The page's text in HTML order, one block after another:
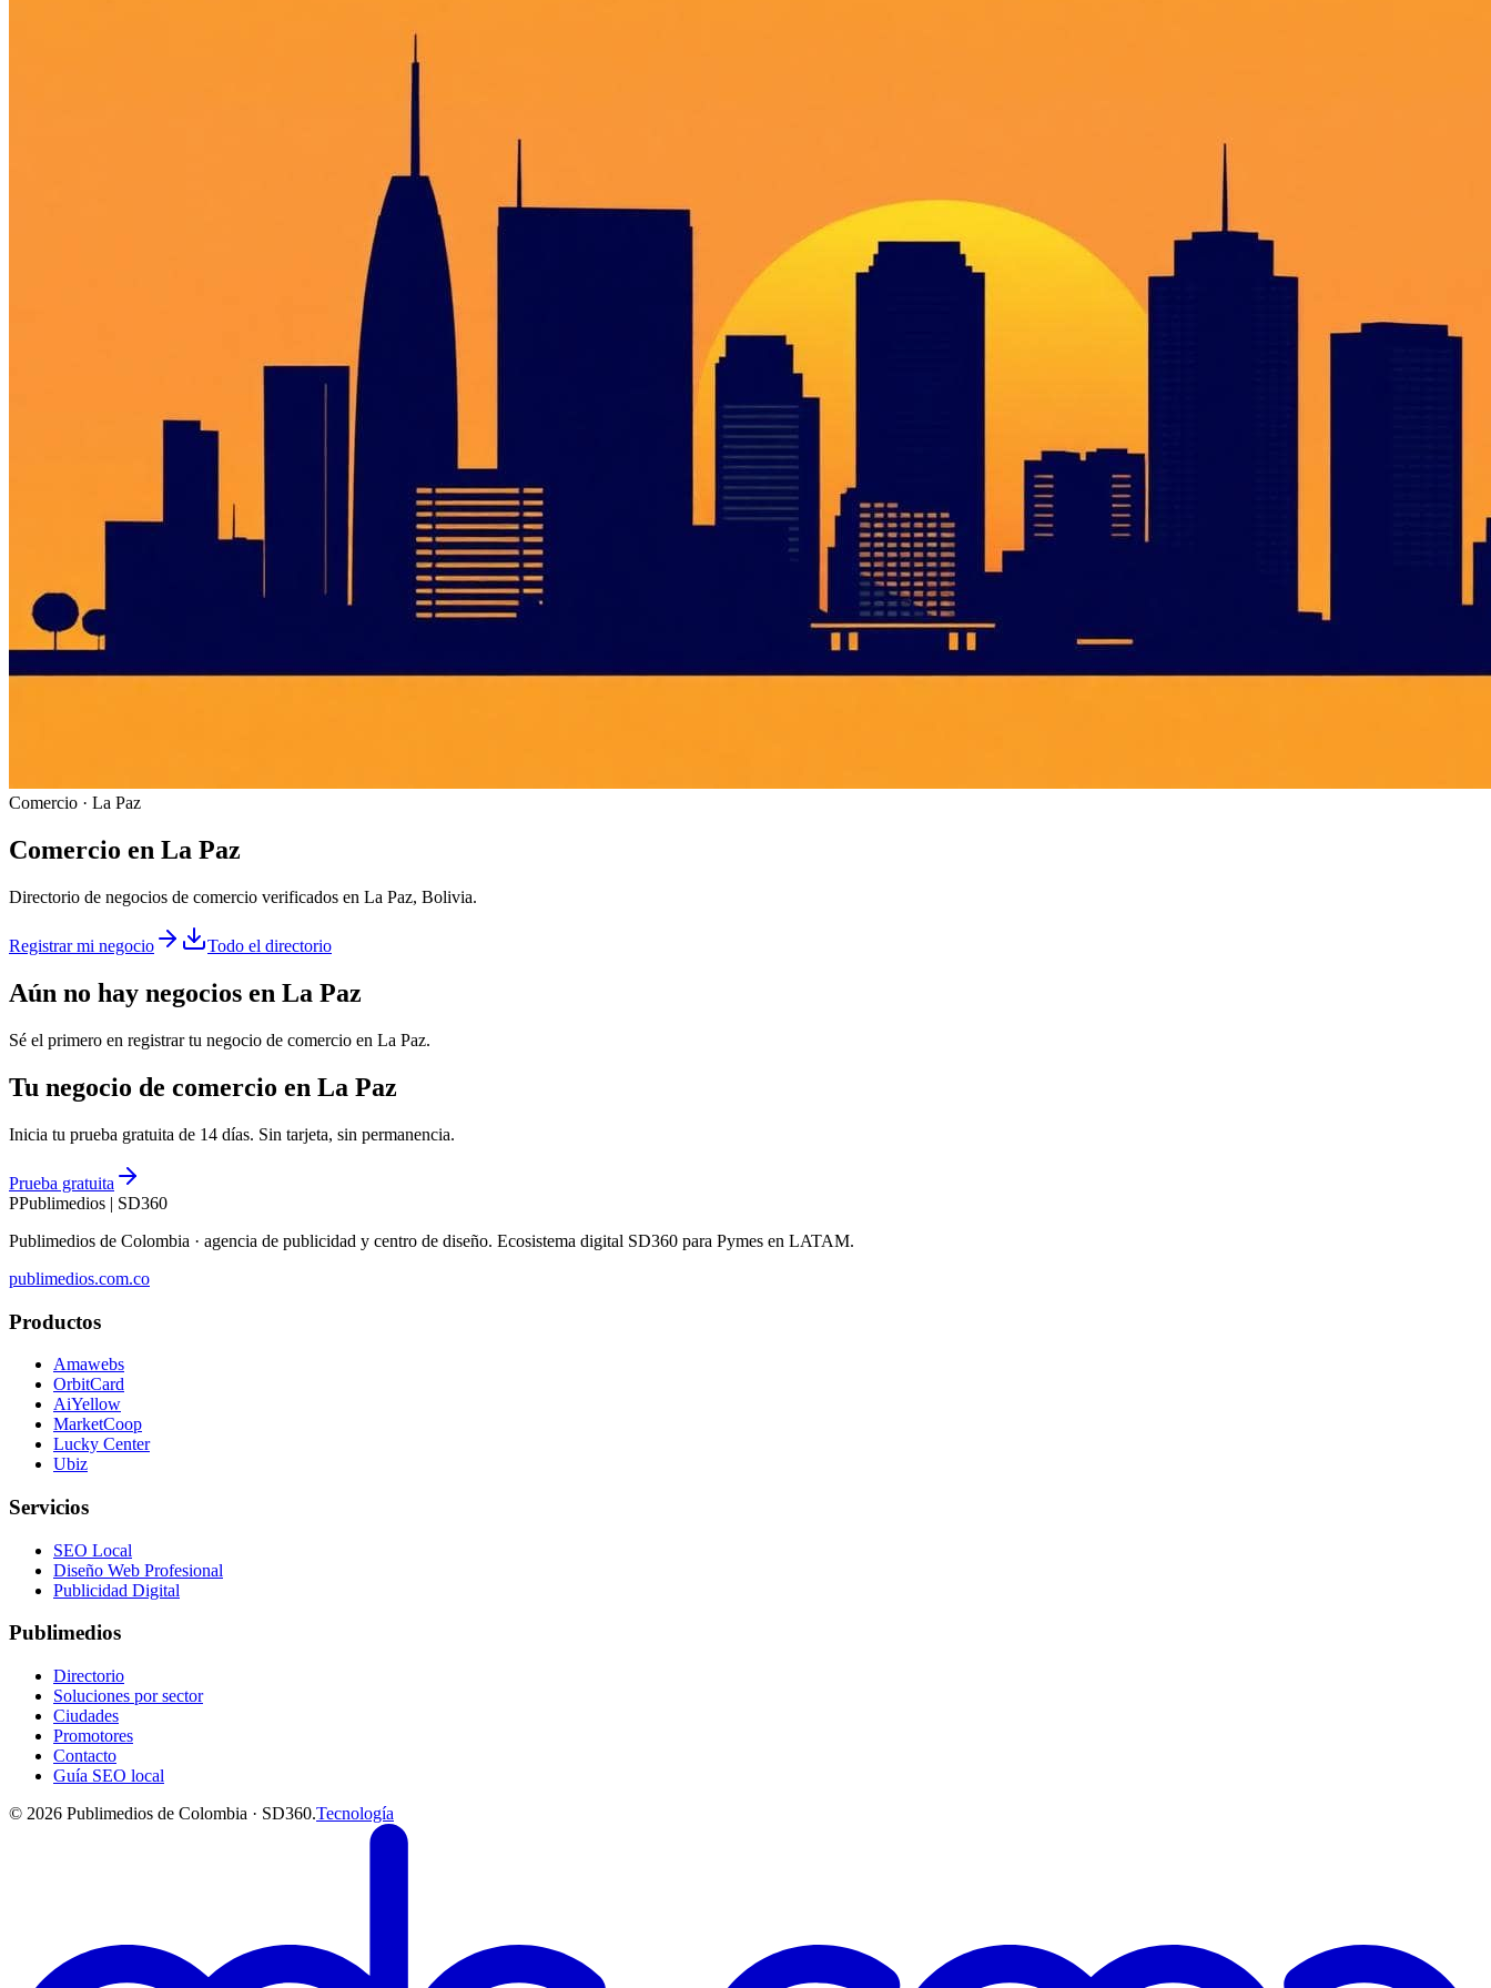
Comercio · La Paz
Comercio en La Paz
Directorio de negocios de comercio verificados en La Paz, Bolivia.
Registrar mi negocio Todo el directorio
Aún no hay negocios en La Paz
Sé el primero en registrar tu negocio de comercio en La Paz.
Tu negocio de comercio en La Paz
Inicia tu prueba gratuita de 14 días. Sin tarjeta, sin permanencia.
Prueba gratuita
PPublimedios | SD360
Publimedios de Colombia · agencia de publicidad y centro de diseño. Ecosistema digital SD360 para Pymes en LATAM.
publimedios.com.co
Productos
Amawebs
OrbitCard
AiYellow
MarketCoop
Lucky Center
Ubiz
Servicios
SEO Local
Diseño Web Profesional
Publicidad Digital
Publimedios
Directorio
Soluciones por sector
Ciudades
Promotores
Contacto
Guía SEO local
© 2026 Publimedios de Colombia · SD360.Tecnología